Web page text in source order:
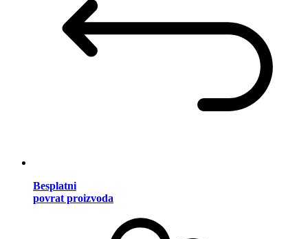
Besplatni
povrat proizvoda